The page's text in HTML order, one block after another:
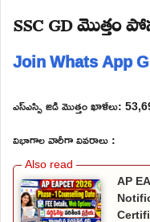
SSC GD మొత్తం
Join Whats App
ఎస్ఎస్సి జిడి మొత్తం ఖాళీలు:
విభాగాల వారీగా వివరాలు :
AP